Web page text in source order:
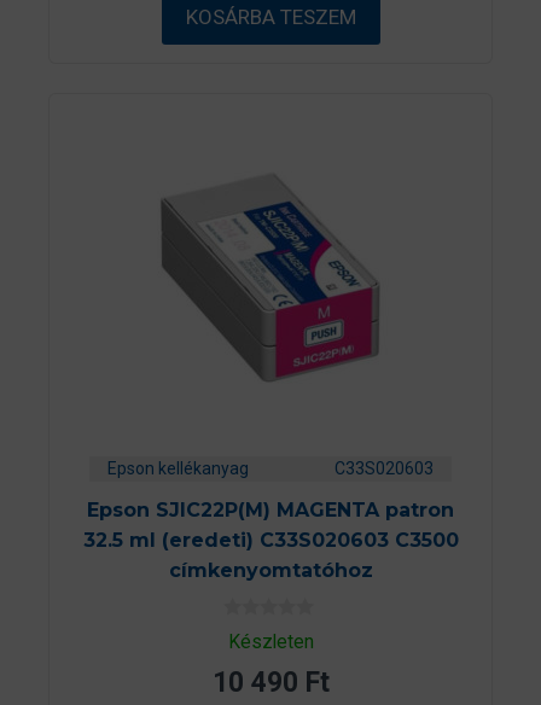
ő
l
KOSÁRBA TESZEM
Epson kellékanyag C33S020603
Epson SJIC22P(M) MAGENTA patron
32.5 ml (eredeti) C33S020603 C3500
címkenyomtatóhoz
0
aKészleten
10 490 Ft